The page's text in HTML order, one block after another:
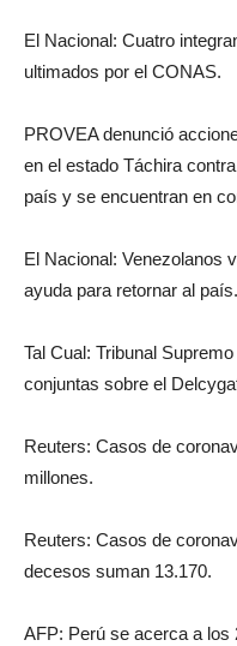
El Nacional: Cuatro
ultimados por el CONAS.
PROVEA denunció
en el estado Táchira
país y se encuentran en
El Nacional: Venezolanos
ayuda para retornar al país.
Tal Cual: Tribunal
conjuntas sobre el
Reuters: Casos de
millones.
Reuters: Casos de
decesos suman 13.170.
AFP: Perú se acerca a los